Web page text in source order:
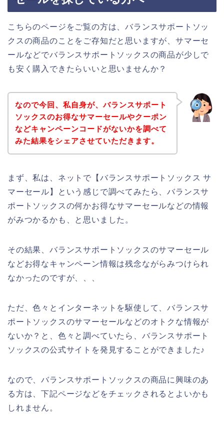
こちらのページをご覧の方は、バランスサポートソッ
クスの商品のことをご存知だと思いますが、サマーセ
ールなどでバランスサポートソックスの商品が少しで
も安く購入できたらいいと思いませんか？
なので今回、私自身が、バランスサポート
ソックスのお得なサマーセールやクーポン
などキャンペーンコードがないかを調べて
みた結果をシェアさせていただきます。
まず、私は、ネットで【バランスサポートソックス サ
マーセール】という感じで調べてみたら、バランスサ
ポートソックスの何かお得なサマーセールなどの情報
がみつかるかも、と思いました。
その結果、バランスサポートソックスのサマーセール
などお得なキャンペーン情報は残念ながらみつけられ
なかったのですが、、、
ただ、色々とインターネットを駆使して、バランスサ
ポートソックスのサマーセールなどのオトクな情報が
ないか？と、色々と調べていたら、バランスサポート
ソックスの公式サイトを発見することができました♪
なので、バランスサポートソックスの商品に興味のあ
る方は、下記ページなどをチェックされるとよいかも
しれません。